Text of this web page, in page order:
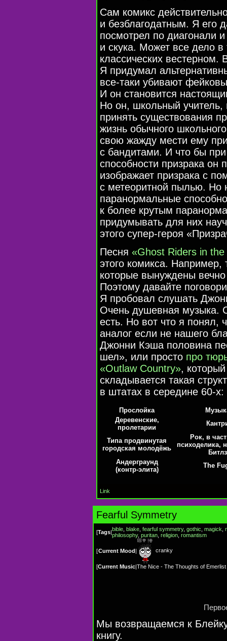
Сам комикс
и безблагодатным. Я его
посмотрел по диагонали
и скука. Может все дело
классических
Я придумал
все-таки убивают
И он становится
Но он, школьный учитель,
принять существования
жизнь обычного
свою жажду мести ему
с бандитами. И что бы
способности призрака он
изображает призрака с
с метеоритной пылью. Но
паранормальные
к более крутым
придумывать для них
этого супер-героя
Песня «Ghost Riders in the
этого комикса. Например,
которые вынуждены
Поэтому давайте
Я пробовал слушать
Очень душевная музыка.
есть. Но вот что я понял,
аналог если не нашего
Джонни Кэша половина
шел», или просто про
«Outlaw Country»,
складывается такая
в штатах в середине 60-х:
Прослойка
Деревенские,
пролетарии
Типа продвинутая
городская молодёжь
Рок, в
психоделика,
Битлз
Андерграунд
(контр-элита)
The
Link
Fearful Symmetry
[Tags bible blake fearful symmetry, gothic magick
philosophy, puritan religion romantism
[Current Mood cranky
[Current Music The Nice - The Thoughts of
Мы возвращаемся к
книгу.